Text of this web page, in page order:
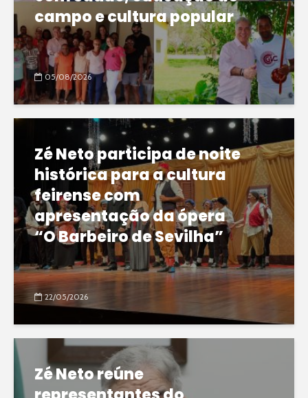
campo e cultura popular
05/08/2026
Zé Neto participa de noite
histórica para a cultura
feirense com
apresentação da ópera
“O Barbeiro de Sevilha”
22/05/2026
Zé Neto reúne